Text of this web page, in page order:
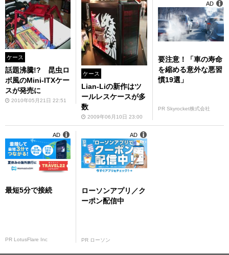
ケース
話題沸騰!? 昆虫ロ
ボ風のMini-ITXケー
スが発売に
2010年05月21日 22:51
ケース
Lian-Liの新作はツ
ールレスケースが多
数
2009年06月10日 23:00
要注意！「車の寿命
を縮める意外な悪習
慣19選」
PR Skyrocket株式会社
AD
最短5分で接続
PR LotusFlare Inc
AD
ローソンアプリ／ク
ーポン配信中
PR ローソン
AD